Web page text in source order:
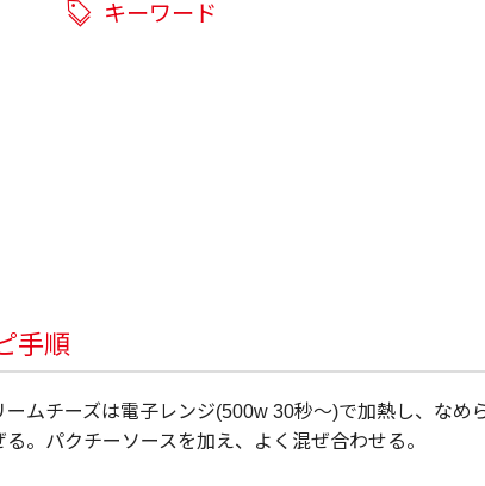
キーワード
手順
ームチーズは電子レンジ(500w 30秒～)で加熱し、なめ
る。パクチーソースを加え、よく混ぜ合わせる。